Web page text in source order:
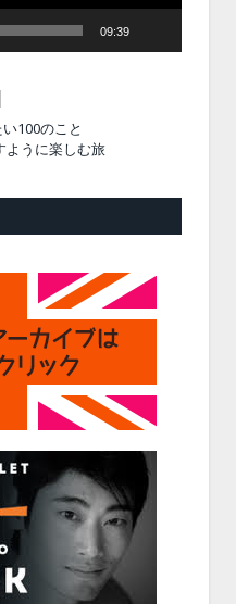
09:39
100のこと
ように楽しむ旅